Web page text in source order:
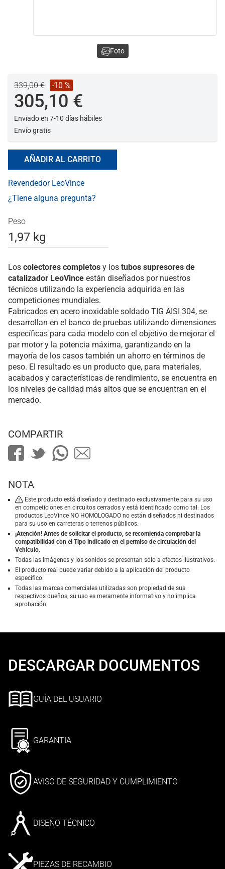
339,00 € -10 %
305,10 €
Enviado en 7-10 días hábiles
Envío gratis
AÑADIR AL CARRITO
Revendedor LeoVince
¿Tiene alguna pregunta?
Peso
1,97 kg
Los colectores completos y los tubos supresores de
catalizador LeoVince están diseñados por nuestros
técnicos utilizando la experiencia adquirida en las
competiciones mundiales.
Fabricados en acero inoxidable soldado TIG AISI 304, se
desarrollan en el banco de pruebas utilizando dimensiones
específicas para cada modelo con el objetivo de mejorar el
par motor y la potencia máxima, garantizando en la
mayoría de los casos también un ahorro en términos de
peso. El resultado es un producto que, para materiales,
acabados y características de rendimiento, se encuentra en
los niveles de calidad más altos que se encuentran en el
mercado.
Foto
COMPARTIR
NOTA
Este producto está diseñado y destinado exclusivamente para su uso
en competiciones en circuitos cerrados y está identificado como tal. Los
productos LeoVince NO HOMOLOGADO no están diseñados ni destinados
para su uso en carreteras o terrenos públicos.
¡Atención! Antes de solicitar el producto, se recomienda comprobar la
compatibilidad con el Tipo indicado en el permiso de circulación del
Vehículo.
Todas las imágenes y los sonidos se presentan sólo a efectos ilustrativos.
El producto real puede variar debido a la aplicación del producto
específico.
Todas las marcas comerciales utilizadas son propiedad de sus
respectivos dueños, su uso es meramente informativo y no implica
aprobación.
DESCARGAR DOCUMENTOS
GUÍA DEL USUARIO
GARANTIA
AVISO DE SEGURIDAD Y CUMPLIMIENTO
DISEÑO TÉCNICO
PIEZAS DE RECAMBIO